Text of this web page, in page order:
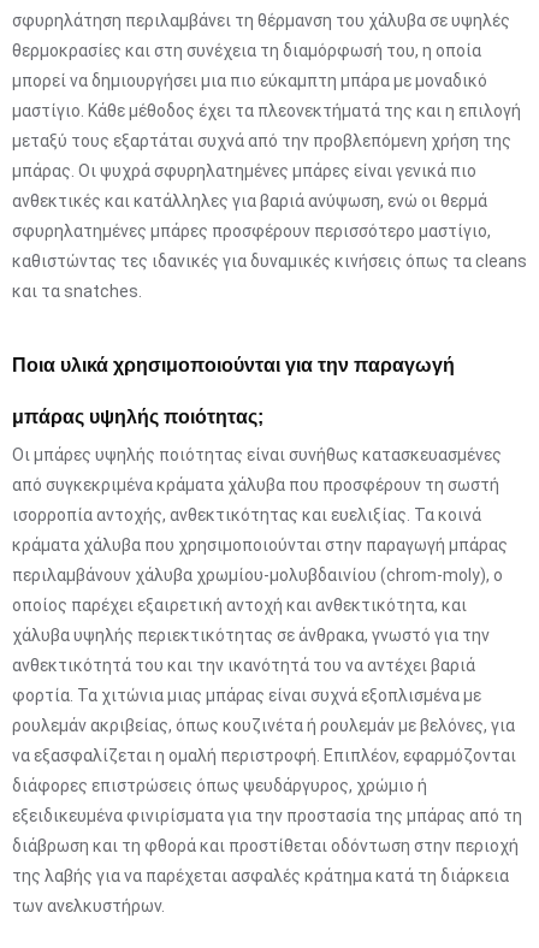
σφυρηλάτηση περιλαμβάνει τη θέρμανση του χάλυβα σε υψηλές
θερμοκρασίες και στη συνέχεια τη διαμόρφωσή του, η οποία
μπορεί να δημιουργήσει μια πιο εύκαμπτη μπάρα με μοναδικό
μαστίγιο. Κάθε μέθοδος έχει τα πλεονεκτήματά της και η επιλογή
μεταξύ τους εξαρτάται συχνά από την προβλεπόμενη χρήση της
μπάρας. Οι ψυχρά σφυρηλατημένες μπάρες είναι γενικά πιο
ανθεκτικές και κατάλληλες για βαριά ανύψωση, ενώ οι θερμά
σφυρηλατημένες μπάρες προσφέρουν περισσότερο μαστίγιο,
καθιστώντας τες ιδανικές για δυναμικές κινήσεις όπως τα cleans
και τα snatches.
Ποια υλικά χρησιμοποιούνται για την παραγωγή
μπάρας υψηλής ποιότητας;
Οι μπάρες υψηλής ποιότητας είναι συνήθως κατασκευασμένες
από συγκεκριμένα κράματα χάλυβα που προσφέρουν τη σωστή
ισορροπία αντοχής, ανθεκτικότητας και ευελιξίας. Τα κοινά
κράματα χάλυβα που χρησιμοποιούνται στην παραγωγή μπάρας
περιλαμβάνουν χάλυβα χρωμίου-μολυβδαινίου (chrom-moly), ο
οποίος παρέχει εξαιρετική αντοχή και ανθεκτικότητα, και
χάλυβα υψηλής περιεκτικότητας σε άνθρακα, γνωστό για την
ανθεκτικότητά του και την ικανότητά του να αντέχει βαριά
φορτία. Τα χιτώνια μιας μπάρας είναι συχνά εξοπλισμένα με
ρουλεμάν ακριβείας, όπως κουζινέτα ή ρουλεμάν με βελόνες, για
να εξασφαλίζεται η ομαλή περιστροφή. Επιπλέον, εφαρμόζονται
διάφορες επιστρώσεις όπως ψευδάργυρος, χρώμιο ή
εξειδικευμένα φινιρίσματα για την προστασία της μπάρας από τη
διάβρωση και τη φθορά και προστίθεται οδόντωση στην περιοχή
της λαβής για να παρέχεται ασφαλές κράτημα κατά τη διάρκεια
των ανελκυστήρων.